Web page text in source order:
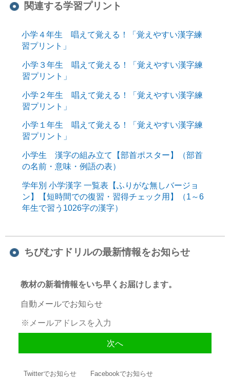
関連する学習プリント
小学４年生 唱えて覚える！「覚えやすい漢字練
習プリント」
小学３年生 唱えて覚える！「覚えやすい漢字練
習プリント」
小学２年生 唱えて覚える！「覚えやすい漢字練
習プリント」
小学１年生 唱えて覚える！「覚えやすい漢字練
習プリント」
小学生 漢字の組み立て【部首ポスター】（部首
の名前・意味・例語の表）
学年別 小学漢字 一覧表【ふりがな無しバージョ
ン】【短時間での復習・習得チェック用】（1～6
年生で習う1026字の漢字）
ちびむすドリルの最新情報をお知らせ
教材の新着情報をいち早くお届けします。
自動メールでお知らせ
Twitterでお知らせ Facebookでお知らせ